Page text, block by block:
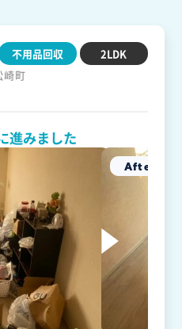
崎町
不用品回収 2LDK
進みました